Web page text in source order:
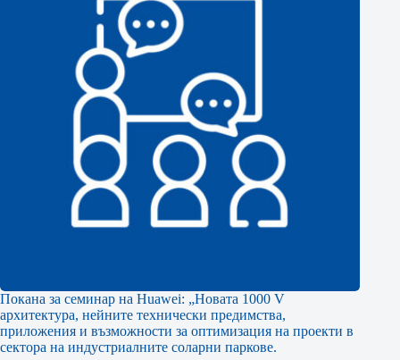
Покана за семинар на Huawei: „Новата 1000 V
архитектура, нейните технически предимства,
приложения и възможности за оптимизация на проекти в
сектора на индустриалните соларни паркове.